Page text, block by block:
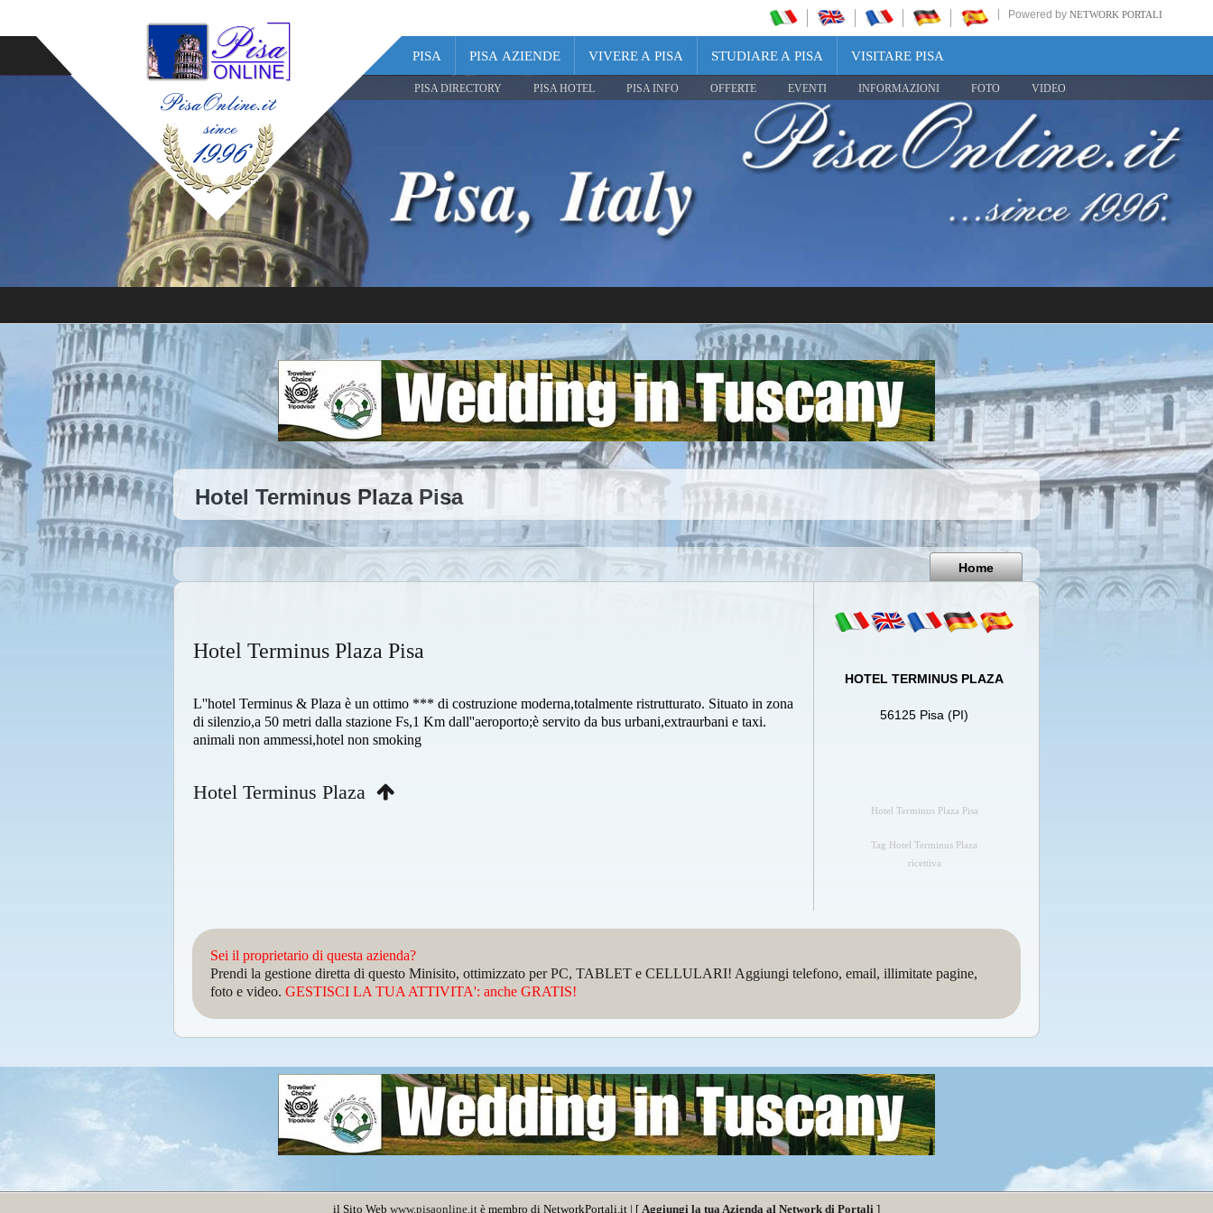
Powered by NETWORK PORTALI
PISA PISA AZIENDE VIVERE A PISA STUDIARE A PISA VISITARE PISA
PISA DIRECTORY PISA HOTEL PISA INFO OFFERTE EVENTI INFORMAZIONI FOTO VIDEO
Share
Pisa
Italy
Hotel Terminus Plaza Pisa
Home
Hotel Terminus Plaza Pisa
L''hotel Terminus & Plaza è un ottimo *** di costruzione moderna,totalmente ristrutturato. Situato in zona
di silenzio,a 50 metri dalla stazione Fs,1 Km dall''aeroporto;è servito da bus urbani,extraurbani e taxi.
animali non ammessi,hotel non smoking
Hotel Terminus Plaza
HOTEL TERMINUS PLAZA
56125 Pisa (PI)
Hotel Terminus Plaza Pisa
Tag Hotel Terminus Plaza
ricettiva
Sei il proprietario di questa azienda?
Prendi la gestione diretta di questo Minisito, ottimizzato per PC, TABLET e CELLULARI! Aggiungi telefono, email, illimitate pagine,
foto e video. GESTISCI LA TUA ATTIVITA': anche GRATIS!
il Sito Web www.pisaonline.it è membro di NetworkPortali.it | [ Aggiungi la tua Azienda al Network di Portali ]